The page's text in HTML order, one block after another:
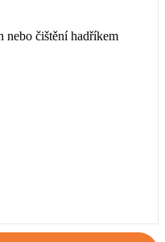
nebo čištění hadříkem